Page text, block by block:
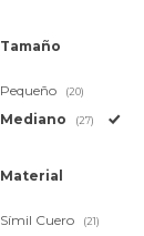
Tamaño
Pequeño (20)
Mediano (27)
Material
Símil Cuero (21)